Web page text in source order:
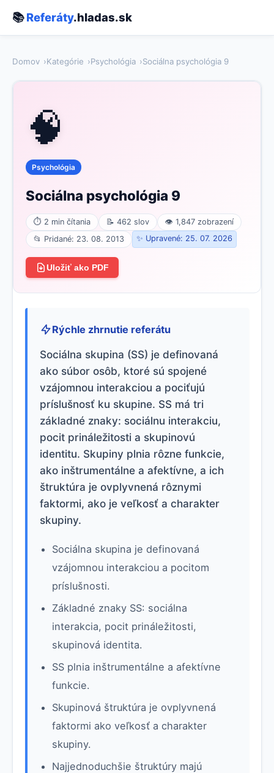
📚Referáty.hladas.sk
Domov Kategórie Psychológia Sociálna psychológia 9
🧠
Psychológia
Sociálna psychológia 9
⏱ 2 min čítania 📝 462 slov
👁 1,847 zobrazení
📂 Pridané: 23. 08. 2013
✨ Upravené: 25. 07. 2026
Uložiť ako PDF
Rýchle zhrnutie referátu
Sociálna skupina (SS) je definovaná
ako súbor osôb, ktoré sú spojené
vzájomnou interakciou a pociťujú
príslušnosť ku skupine. SS má tri
základné znaky: sociálnu interakciu,
pocit prináležitosti a skupinovú
identitu. Skupiny plnia rôzne funkcie,
ako inštrumentálne a afektívne, a ich
štruktúra je ovplyvnená rôznymi
faktormi, ako je veľkosť a charakter
skupiny.
Sociálna skupina je definovaná
vzájomnou interakciou a pocitom
príslušnosti.
Základné znaky SS: sociálna
interakcia, pocit prináležitosti,
skupinová identita.
SS plnia inštrumentálne a afektívne
funkcie.
Skupinová štruktúra je ovplyvnená
faktormi ako veľkosť a charakter
skupiny.
Najjednoduchšie štruktúry majú